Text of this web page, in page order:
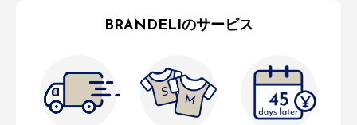
BRANDELIのサービス